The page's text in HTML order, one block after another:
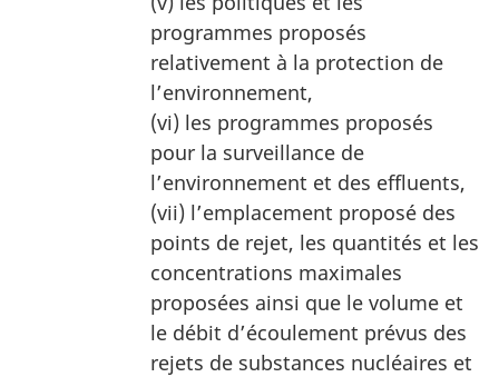
programmes proposés
relativement à la protection de
l’environnement,
(vi) les programmes proposés
pour la surveillance de
l’environnement et des effluents,
(vii) l’emplacement proposé des
points de rejet, les quantités et les
concentrations maximales
proposées ainsi que le volume et
le débit d’écoulement prévus des
rejets de substances nucléaires et